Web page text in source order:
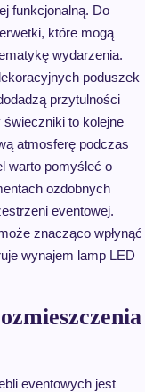
funkcjonalną. Do
które mogą
wydarzenia.
poduszek
przytulności
to kolejne
atmosferę podczas
warto pomyśleć o
ozdobnych
eventowej.
znacząco wpłynąć
wynajem lamp LED
eventowych jest